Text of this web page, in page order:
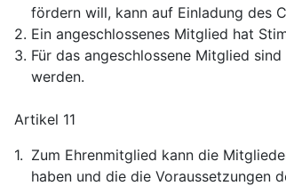
fördern will, kann auf Einladung des
2. Ein angeschlossenes Mitglied hat
3. Für das angeschlossene Mitglied
werden.
Artikel 11
1. Zum Ehrenmitglied kann die
haben und die die Voraussetzungen